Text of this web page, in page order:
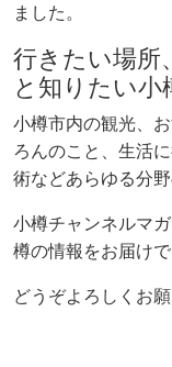
ました。
行きたい場所
と知りたい小
小樽市内の観光、
ろんのこと、生活
術などあらゆる分
小樽チャンネルマ
樽の情報をお届け
どうぞよろしくお願